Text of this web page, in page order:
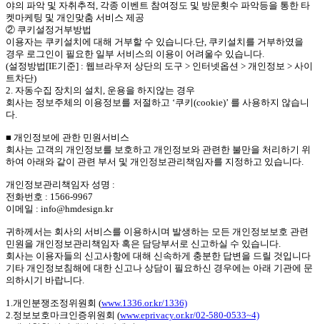
야의 파악 및 자취추적, 각종 이벤트 참여정도 및 방문횟수 파악등을 통한 타
켓마케팅 및 개인맞춤 서비스 제공
② 쿠키설정거부방법
이용자는 쿠키설치에 대해 거부할 수 있습니다.단, 쿠키설치를 거부하였을
경우 로그인이 필요한 일부 서비스의 이용이 어려울수 있습니다.
(설정방법[IE기준] : 웹브라우저 상단의 도구 > 인터넷옵션 > 개인정보 > 사이
트차단)
2. 자동수집 장치의 설치, 운용을 하지않는 경우
회사는 정보주체의 이용정보를 저절하고 ‘쿠키(cookie)’ 를 사용하지 않습니
다.
■ 개인정보에 관한 민원서비스
회사는 고객의 개인정보를 보호하고 개인정보와 관련한 불만을 처리하기 위
하여 아래와 같이 관련 부서 및 개인정보관리책임자를 지정하고 있습니다.
개인정보관리책임자 성명 :
전화번호 : 1566-9967
이메일 : info@hmdesign.kr
귀하께서는 회사의 서비스를 이용하시며 발생하는 모든 개인정보보호 관련
민원을 개인정보관리책임자 혹은 담당부서로 신고하실 수 있습니다.
회사는 이용자들의 신고사항에 대해 신속하게 충분한 답변을 드릴 것입니다
기타 개인정보침해에 대한 신고나 상담이 필요하신 경우에는 아래 기관에 문
의하시기 바랍니다.
1.개인분쟁조정위원회 (www.1336.or.kr/1336)
2.정보보호마크인증위원회 (www.eprivacy.or.kr/02-580-0533~4)